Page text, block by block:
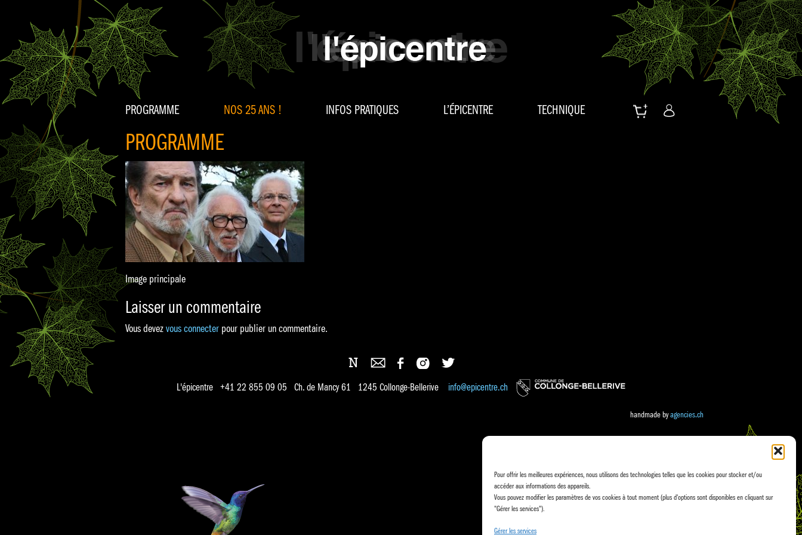
Pour offrir les meilleures expériences, nous utilisons des technologies telles que les cookies pour stocker et/ou
accéder aux informations des appareils.
Vous pouvez modifier les paramètres de vos cookies à tout moment (plus d'options sont disponibles en cliquant sur
"Gérer les services").
Gérer les services
PROGRAMME NOS 25 ANS ! INFOS PRATIQUES L’ÉPICENTRE TECHNIQUE
PROGRAMME
Image principale
Laisser un commentaire
Vous devezvous connecter pour publier un commentaire.
L'épicentre +41 22 855 09 05 Ch. de Mancy 61 1245 Collonge-Bellerive info@epicentre.ch
handmade byagencies.ch